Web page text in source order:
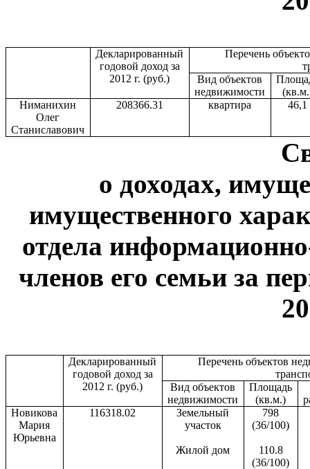
Декларированный
годовой доход за
2012 г. (руб.)
Перечень
Вид объектов
недвижимости
Ниманихин
Олег
Станиславович
208366.31 квартира 46,1
о доходах,
имущественного
отдела
членов его семьи за
Декларированный
годовой доход за
2012 г. (руб.)
Перечень объектов
Вид объектов
недвижимости
Площадь
(кв.м.)
Новикова
Мария
Юрьевна
116318.02
Земельный
участок
Жилой дом
798
(36/100)
110.8
(36/100)